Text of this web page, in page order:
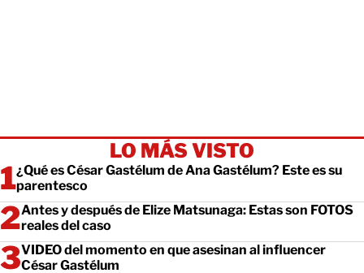
LO MÁS VISTO
¿Qué es César Gastélum de Ana Gastélum? Este es su
parentesco
Antes y después de Elize Matsunaga: Estas son FOTOS
reales del caso
VIDEO del momento en que asesinan al influencer
César Gastélum